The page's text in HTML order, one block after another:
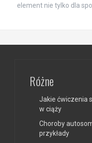
element nie tylko dla
Różne
Jakie ćwiczenia
w ciąży
Choroby
przykłady